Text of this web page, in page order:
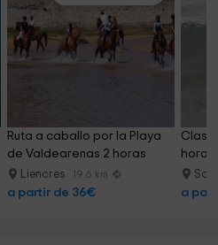
Ruta a caballo por la Playa
de Valdearenas 2 horas
Liencres 19.6 km
a partir de 36€
Clase
horas
a